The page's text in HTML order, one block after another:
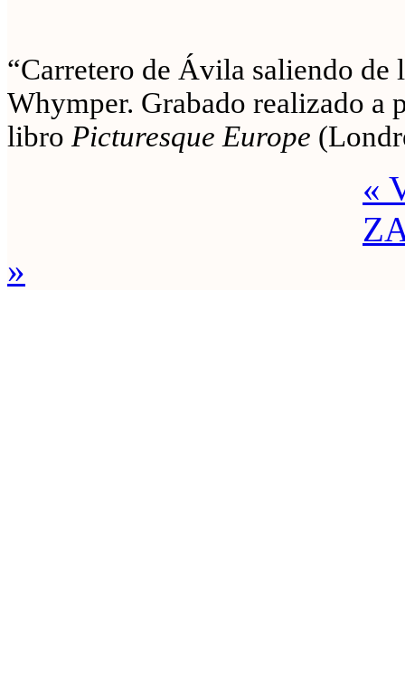
“Carretero de Ávila saliendo de
Whymper. Grabado realizado a
libro Picturesque Europe
«
»